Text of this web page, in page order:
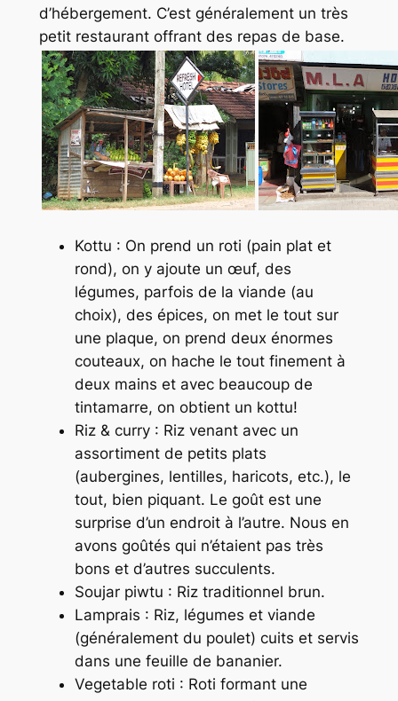
d’hébergement. C’est généralement un très
petit restaurant offrant des repas de base.
Kottu : On prend un roti (pain plat et
rond), on y ajoute un œuf, des
légumes, parfois de la viande (au
choix), des épices, on met le tout sur
une plaque, on prend deux énormes
couteaux, on hache le tout finement à
deux mains et avec beaucoup de
tintamarre, on obtient un kottu!
Riz & curry : Riz venant avec un
assortiment de petits plats
(aubergines, lentilles, haricots, etc.), le
tout, bien piquant. Le goût est une
surprise d’un endroit à l’autre. Nous en
avons goûtés qui n’étaient pas très
bons et d’autres succulents.
Soujar piwtu : Riz traditionnel brun.
Lamprais : Riz, légumes et viande
(généralement du poulet) cuits et servis
dans une feuille de bananier.
Vegetable roti : Roti formant une